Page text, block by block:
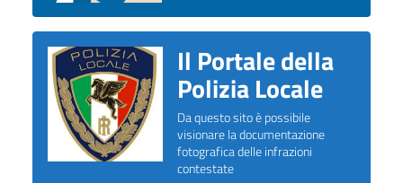
Il Portale della
Polizia Locale
Da questo sito è possibile
visionare la documentazione
fotografica delle infrazioni
contestate